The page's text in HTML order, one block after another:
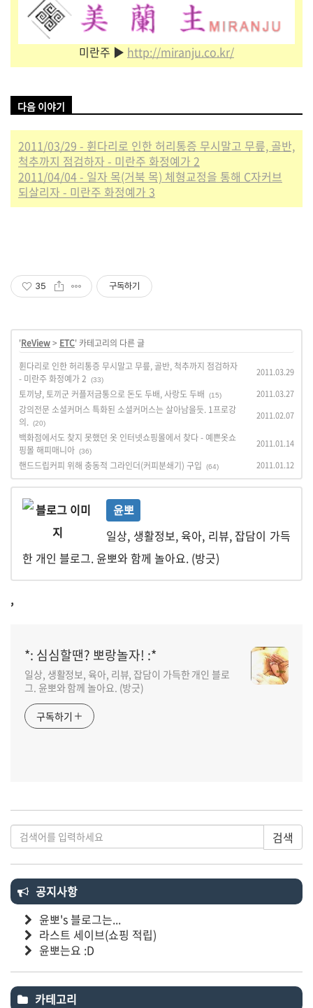
미란주 ▶ http://miranju.co.kr/
다음 이야기
2011/03/29 - 휜다리로 인한 허리통증 무시말고 무릎, 골반,
척추까지 점검하자 - 미란주 화정예가 2
2011/04/04 - 일자 목(거북 목) 체형교정을 통해 C자커브
되살리자 - 미란주 화정예가 3
35 구독하기
'ReView> ETC' 카테고리의 다른 글
휜다리로 인한 허리통증 무시말고 무릎, 골반, 척추까지 점검하자
- 미란주 화정예가 2
(33)
2011.03.29
토끼냥, 토끼군 커플저금통으로 돈도 두배, 사랑도 두배 (15) 2011.03.27
강의전문 소셜커머스 특화된 소셜커머스는 살아남을듯. 1프로강
의. (20)
2011.02.07
백화점에서도 찾지 못했던 옷 인터넷쇼핑몰에서 찾다 - 예쁜옷쇼
핑몰 해피매니아 (36)
2011.01.14
핸드드립커피 위해 충동적 그라인더(커피분쇄기) 구입 (64) 2011.01.12
윤뽀
일상, 생활정보, 육아, 리뷰, 잡담이 가득
한 개인 블로그. 윤뽀와 함께 놀아요. (방긋)
,
*: 심심할땐? 뽀랑놀자! :*
일상, 생활정보, 육아, 리뷰, 잡담이 가득한 개인 블로
그. 윤뽀와 함께 놀아요. (방긋)
구독하기
검색
공지사항
윤뽀's 블로그는...
라스트 세이브(쇼핑 적립)
윤뽀는요 :D
카테고리